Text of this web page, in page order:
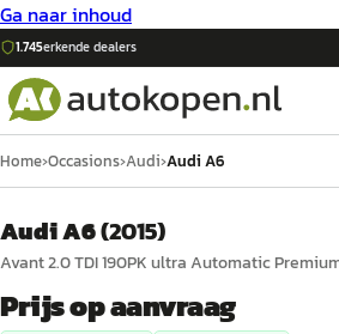
Ga naar inhoud
1.745erkende dealers
Home›Occasions›Audi›Audi A6
Audi A6(2015)
Avant 2.0 TDI 190PK ultra Automatic
Prijs op aanvraag